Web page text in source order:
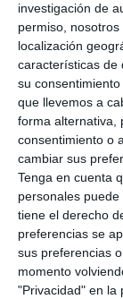
investigación de
permiso,
localización
características de
su
que llevemos a
forma alternativa,
consentimiento o
cambiar sus
Tenga en cuenta
personales
tiene el derecho
preferencias se
sus preferencias
momento
"Privacidad" en la